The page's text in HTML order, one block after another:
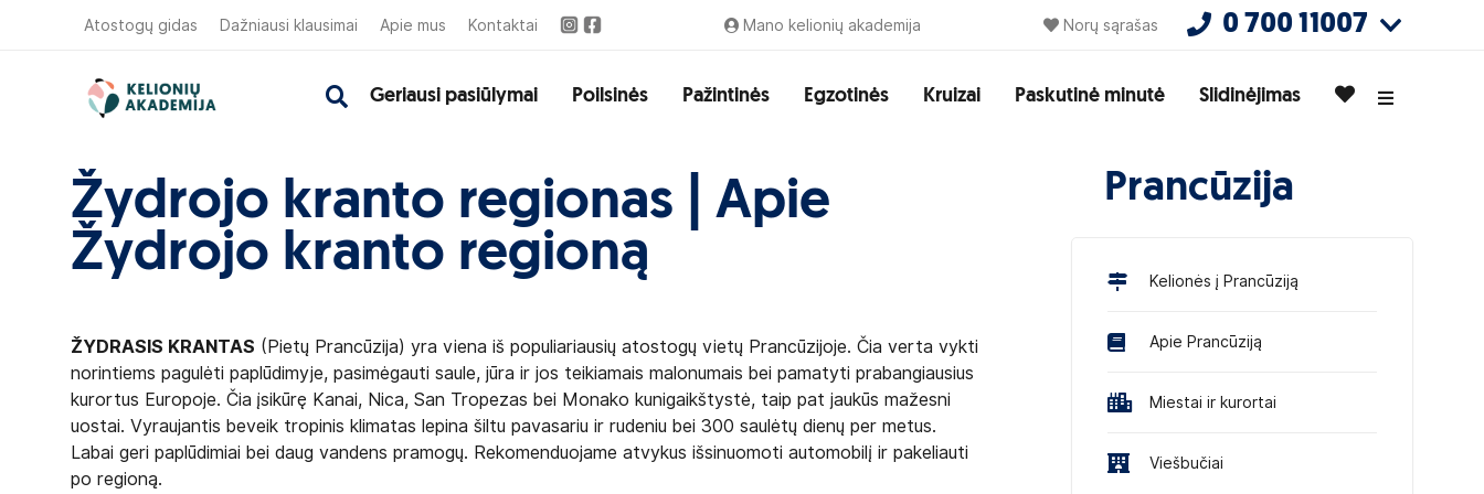
Atostogų gidas Dažniausi klausimai Apie mus Kontaktai Mano kelionių akademija Norų sąrašas 0 700 11007
Geriausi pasiūlymai Poilsinės Pažintinės Egzotinės Kruizai Paskutinė minutė Slidinėjimas
Žydrojo kranto regionas | Apie
Žydrojo kranto regioną
ŽYDRASIS KRANTAS (Pietų Prancūzija) yra viena iš populiariausių atostogų vietų Prancūzijoje. Čia verta vykti
norintiems pagulėti paplūdimyje, pasimėgauti saule, jūra ir jos teikiamais malonumais bei pamatyti prabangiausius
kurortus Europoje. Čia įsikūrę Kanai, Nica, San Tropezas bei Monako kunigaikštystė, taip pat jaukūs mažesni
uostai. Vyraujantis beveik tropinis klimatas lepina šiltu pavasariu ir rudeniu bei 300 saulėtų dienų per metus.
Labai geri paplūdimiai bei daug vandens pramogų. Rekomenduojame atvykus išsinuomoti automobilį ir pakeliauti
po regioną.
Prancūzija
Kelionės į Prancūziją
Apie Prancūziją
Miestai ir kurortai
Viešbučiai